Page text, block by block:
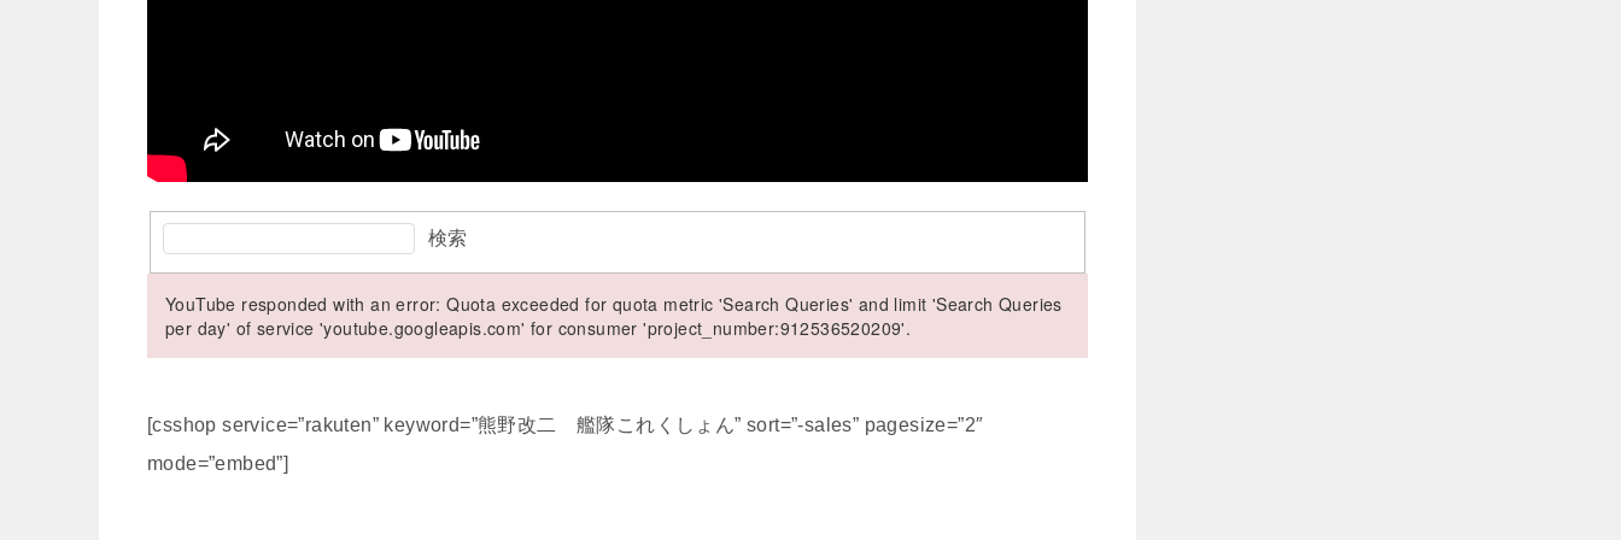
検索
YouTube responded with an error: Quota exceeded for quota metric 'Search Queries' and limit 'Search Queries
per day' of service 'youtube.googleapis.com' for consumer 'project_number:912536520209'.
[csshop service=”rakuten” keyword=”熊野改二 艦隊これくしょん” sort=”-sales” pagesize=”2″
mode=”embed”]